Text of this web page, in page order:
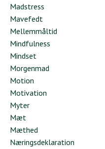
Madstress
Mavefedt
Mellemmåltid
Mindfulness
Mindset
Morgenmad
Motion
Motivation
Myter
Mæt
Mæthed
Næringsdeklaration